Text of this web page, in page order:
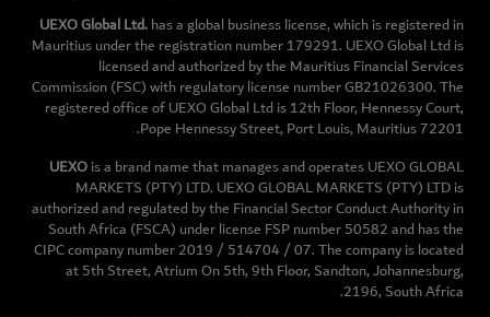
UEXO Global Ltd.has a global business license, which is registered in
Mauritius under the registration number 179291. UEXO Global Ltd is
licensed and authorized by the Mauritius Financial Services
Commission (FSC) with regulatory license number GB21026300. The
registered office of UEXO Global Ltd is 12th Floor, Hennessy Court,
Pope Hennessy Street, Port Louis, Mauritius 72201.
UEXOis a brand name that manages and operates UEXO GLOBAL
MARKETS (PTY) LTD. UEXO GLOBAL MARKETS (PTY) LTD is
authorized and regulated by the Financial Sector Conduct Authority in
South Africa (FSCA) under license FSP number 50582 and has the
CIPC company number 2019 / 514704 / 07. The company is located
at 5th Street, Atrium On 5th, 9th Floor, Sandton, Johannesburg,
2196, South Africa.